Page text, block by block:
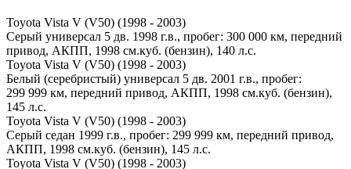
Toyota Vista V (V50) (1998 - 2003)
Серый универсал 5 дв. 1998 г.в., пробег: 300 000 км, передний
привод, АКПП, 1998 см.куб. (бензин), 140 л.с.
Toyota Vista V (V50) (1998 - 2003)
Белый (серебристый) универсал 5 дв. 2001 г.в., пробег:
299 999 км, передний привод, АКПП, 1998 см.куб. (бензин),
145 л.с.
Toyota Vista V (V50) (1998 - 2003)
Серый седан 1999 г.в., пробег: 299 999 км, передний привод,
АКПП, 1998 см.куб. (бензин), 145 л.с.
Toyota Vista V (V50) (1998 - 2003)